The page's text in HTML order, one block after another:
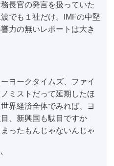
長官の発言を扱っていた
でも１社だけ。IMFの中堅
力の無いレポートは大き
ヨークタイムズ、ファイ
ミストだって延期したほ
界経済全体でみれば、ヨ
、新興国も駄目ですか
ったもんじゃないんじゃ